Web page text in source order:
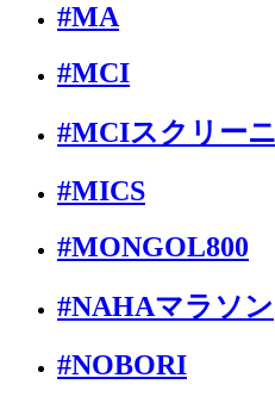
#MA
#MCI
#MCIスクリー
#MICS
#MONGOL800
#NAHAマラソン
#NOBORI